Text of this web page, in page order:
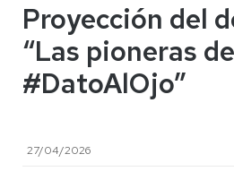
Proyección del
“Las pioneras de
#DatoAlOjo”
27/04/2026